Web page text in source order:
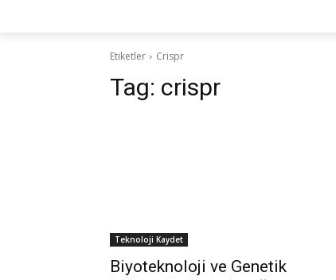
Etiketler Crispr
Tag: crispr
Teknoloji Kaydet
Biyoteknoloji ve Genetik